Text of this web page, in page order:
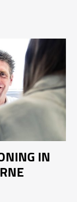
IN